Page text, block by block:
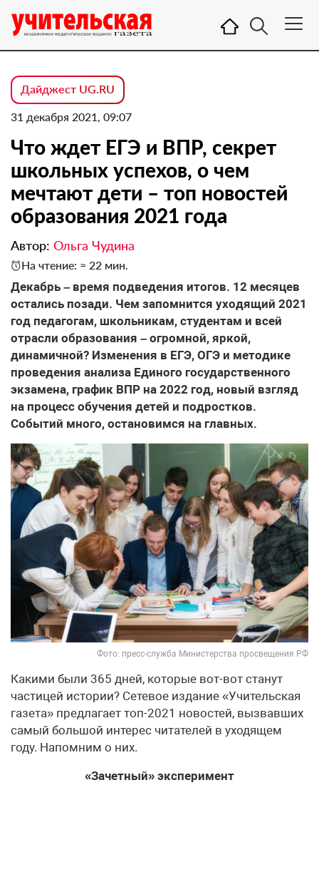
Дайджест UG.RU
31 декабря 2021, 09:07
Что ждет ЕГЭ и ВПР, секрет
школьных успехов, о чем
мечтают дети – топ новостей
образования 2021 года
Автор: Ольга Чудина
На чтение: ≈ 22 мин.
Декабрь – время подведения итогов. 12 месяцев
остались позади. Чем запомнится уходящий 2021
год педагогам, школьникам, студентам и всей
отрасли образования – огромной, яркой,
динамичной? Изменения в ЕГЭ, ОГЭ и методике
проведения анализа Единого государственного
экзамена, график ВПР на 2022 год, новый взгляд
на процесс обучения детей и подростков.
Событий много, остановимся на главных.
Фото: пресс-служба Министерства просвещения РФ
Какими были 365 дней, которые вот-вот станут
частицей истории? Сетевое издание «Учительская
газета» предлагает топ-2021 новостей, вызвавших
самый большой интерес читателей в уходящем
году. Напомним о них.
«Зачетный» эксперимент